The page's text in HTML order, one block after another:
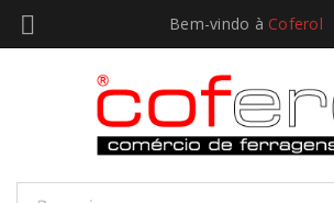
Bem-vindo à Coferol